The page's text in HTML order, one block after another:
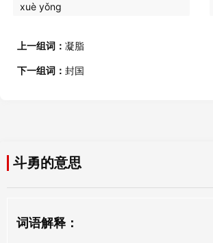
斗刚
斗钉
斗螘
xuè yǒng
弁勇
猛勇
měng yǒng
hàn yǒng
上一组词： 凝脂
下一组词： 封国
斗勇的意思
词语解释：